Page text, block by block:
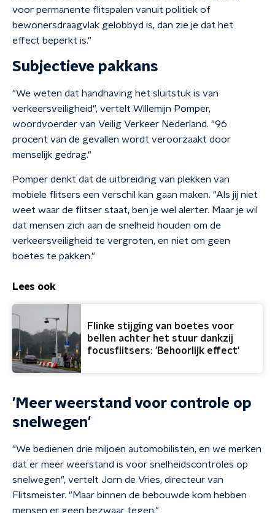
voor permanente flitspalen vanuit politiek of
bewonersdraagvlak gelobbyd is, dan zie je dat het
effect beperkt is."
Subjectieve pakkans
"We weten dat handhaving het sluitstuk is van
verkeersveiligheid", vertelt Willemijn Pomper,
woordvoerder van Veilig Verkeer Nederland. "96
procent van de gevallen wordt veroorzaakt door
menselijk gedrag."
Pomper denkt dat de uitbreiding van plekken van
mobiele flitsers een verschil kan gaan maken. "Als jij niet
weet waar de flitser staat, ben je wel alerter. Maar je wil
dat mensen zich aan de snelheid houden om de
verkeersveiligheid te vergroten, en niet om geen
boetes te pakken."
Lees ook
Flinke stijging van boetes voor
bellen achter het stuur dankzij
focusflitsers: 'Behoorlijk effect'
'Meer weerstand voor controle op
snelwegen'
"We bedienen drie miljoen automobilisten, en we merken
dat er meer weerstand is voor snelheidscontroles op
snelwegen", vertelt Jorn de Vries, directeur van
Flitsmeister. "Maar binnen de bebouwde kom hebben
mensen er geen bezwaar tegen."